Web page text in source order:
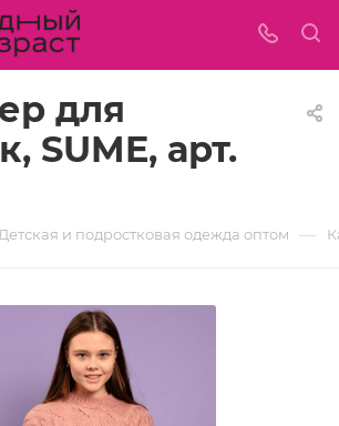
для
SUME, арт.
и подростковая одежда оптом —